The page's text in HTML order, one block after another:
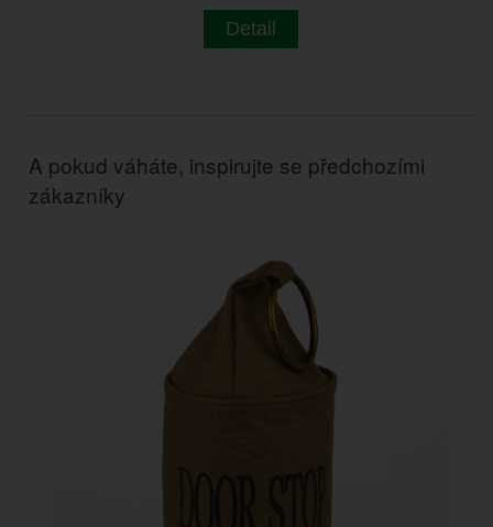
Detail
A pokud váháte, inspirujte se předchozími
zákazníky